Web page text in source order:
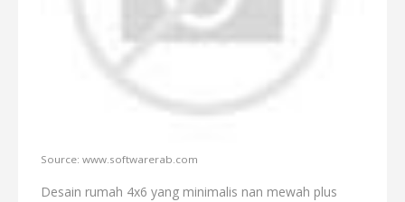
Source: www.softwarerab.com
Desain rumah 4x6 yang minimalis nan mewah plus